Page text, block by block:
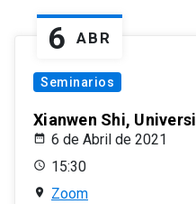
6 ABR
Seminarios
Xianwen Shi,
6 de Abril de 2021
15:30
Zoom